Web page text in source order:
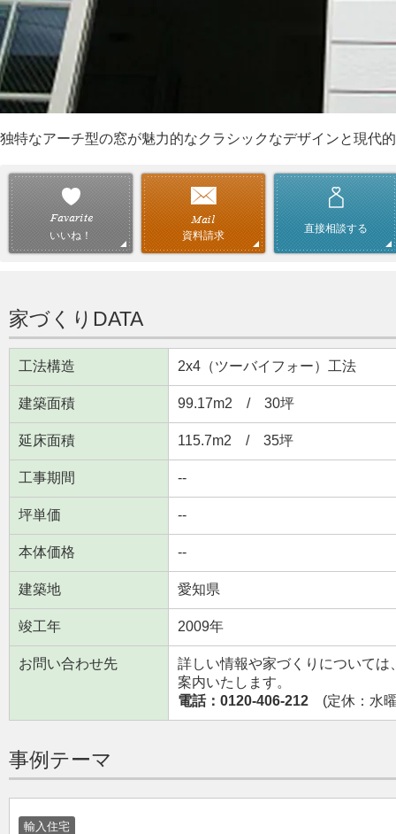
独特なアーチ型の窓が魅力的なクラシックなデザインと現代
いいね！ 資料請求
直接相談する
家づくりDATA
工法構造 2x4（ツーバイフォー）工法
建築面積 99.17m2 / 30坪
延床面積 115.7m2 / 35坪
工事期間 --
坪単価 --
本体価格 --
建築地 愛知県
竣工年 2009年
お問い合わせ先
詳しい情報や家づくりについて
案内いたします。
電話：0120-406-212 (定休：水
事例テーマ
輸入住宅